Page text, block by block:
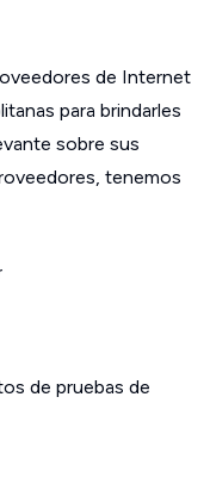
de Internet
para brindarles
sobre sus
tenemos
de pruebas de